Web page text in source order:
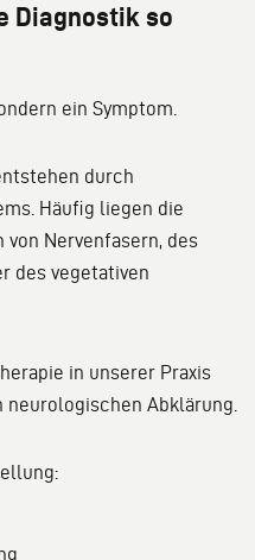
Diagnostik so
ein Symptom.
durch
Häufig liegen die
Nervenfasern, des
des vegetativen
in unserer Praxis
Abklärung.